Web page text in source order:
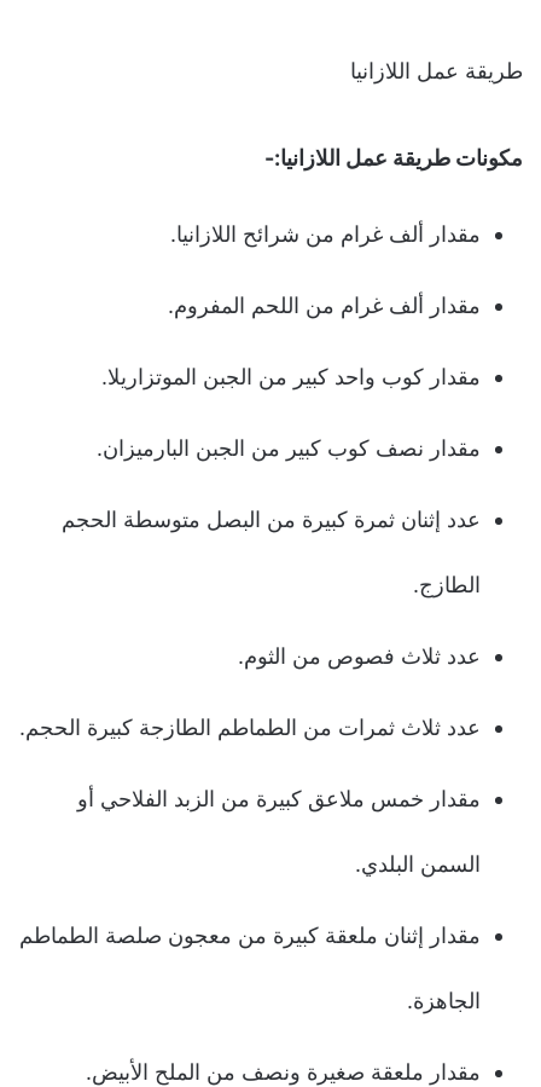
طريقة عمل اللازانيا
مكونات طريقة عمل اللازانيا:-
مقدار ألف غرام من شرائح اللازانيا.
مقدار ألف غرام من اللحم المفروم.
مقدار كوب واحد كبير من الجبن الموتزاريلا.
مقدار نصف كوب كبير من الجبن البارميزان.
عدد إثنان ثمرة كبيرة من البصل متوسطة الحجم
الطازج.
عدد ثلاث فصوص من الثوم.
عدد ثلاث ثمرات من الطماطم الطازجة كبيرة الحجم.
مقدار خمس ملاعق كبيرة من الزبد الفلاحي أو
السمن البلدي.
مقدار إثنان ملعقة كبيرة من معجون صلصة الطماطم
الجاهزة.
مقدار ملعقة صغيرة ونصف من الملح الأبيض.